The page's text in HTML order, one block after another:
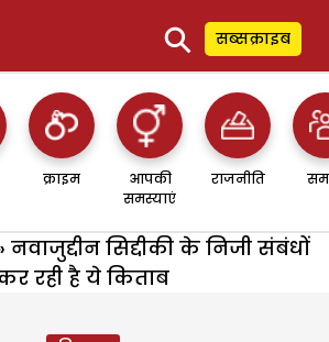
⚲ सब्सक्राइब
क्राइम
आपकी
समस्याएं
राजनीति
नवाजुद्दीन सिद्दीकी के निजी संबंधों
रही है ये किताब